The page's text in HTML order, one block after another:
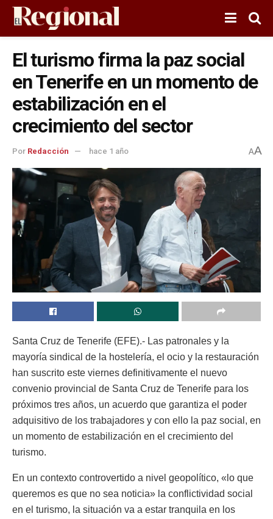
El turismo firma la paz social
en Tenerife en un momento de
estabilización en el
crecimiento del sector
Por Redacción hace 1 año AA
Santa Cruz de Tenerife (EFE).- Las patronales y la
mayoría sindical de la hostelería, el ocio y la restauración
han suscrito este viernes definitivamente el nuevo
convenio provincial de Santa Cruz de Tenerife para los
próximos tres años, un acuerdo que garantiza el poder
adquisitivo de los trabajadores y con ello la paz social, en
un momento de estabilización en el crecimiento del
turismo.
En un contexto controvertido a nivel geopolítico, «lo que
queremos es que no sea noticia» la conflictividad social
en el turismo, la situación va a estar tranquila en los